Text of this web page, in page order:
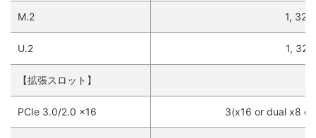
M.2 1,
U.2 1,
【拡張スロット】
PCIe 3.0/2.0 x16 3(x16 or dual x8